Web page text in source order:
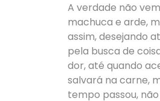
A verdade não
machuca e arde,
assim, desejando
pela busca de
dor, até quando
salvará na carne,
tempo passou,